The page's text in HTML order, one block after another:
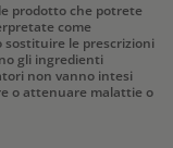
prodotto che potrete
come
sostituire le prescrizioni
gli ingredienti
non vanno intesi
o attenuare malattie o